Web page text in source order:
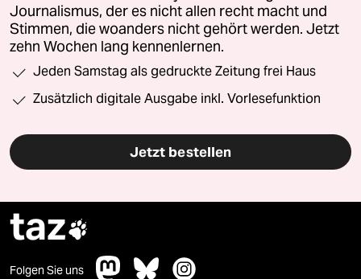
Journalismus, der es nicht allen recht macht und
Stimmen, die woanders nicht gehört werden. Jetzt
zehn Wochen lang kennenlernen.
Jeden Samstag als gedruckte Zeitung frei Haus
Zusätzlich digitale Ausgabe inkl. Vorlesefunktion
Jetzt bestellen
taz
Folgen Sie uns